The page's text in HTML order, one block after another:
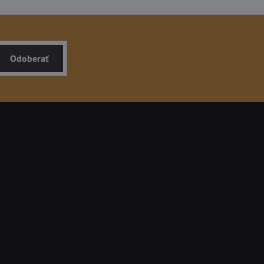
Odoberať